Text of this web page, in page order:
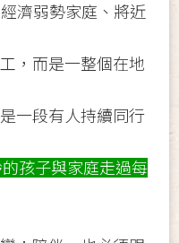
濟弱勢家庭、將近
，而是一整個在地
一段有人持續同行
孩子與家庭走過每